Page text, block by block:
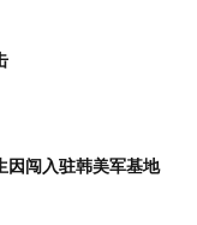
因闯入驻韩美军基地